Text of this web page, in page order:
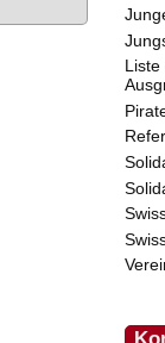
Liste